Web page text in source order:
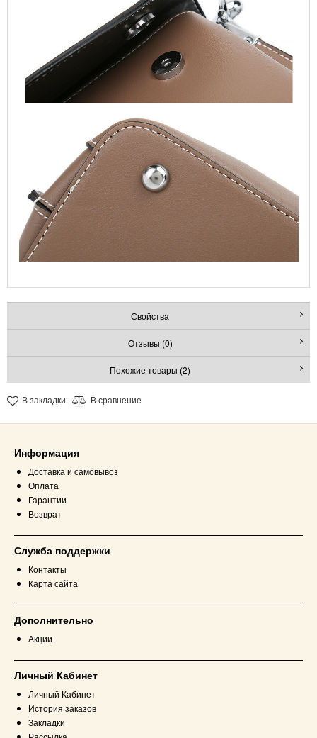
Свойства
Отзывы (0)
Похожие товары (2)
В закладки В сравнение
Информация
Доставка и самовывоз
Оплата
Гарантии
Возврат
Служба поддержки
Контакты
Карта сайта
Дополнительно
Акции
Личный Кабинет
Личный Кабинет
История заказов
Закладки